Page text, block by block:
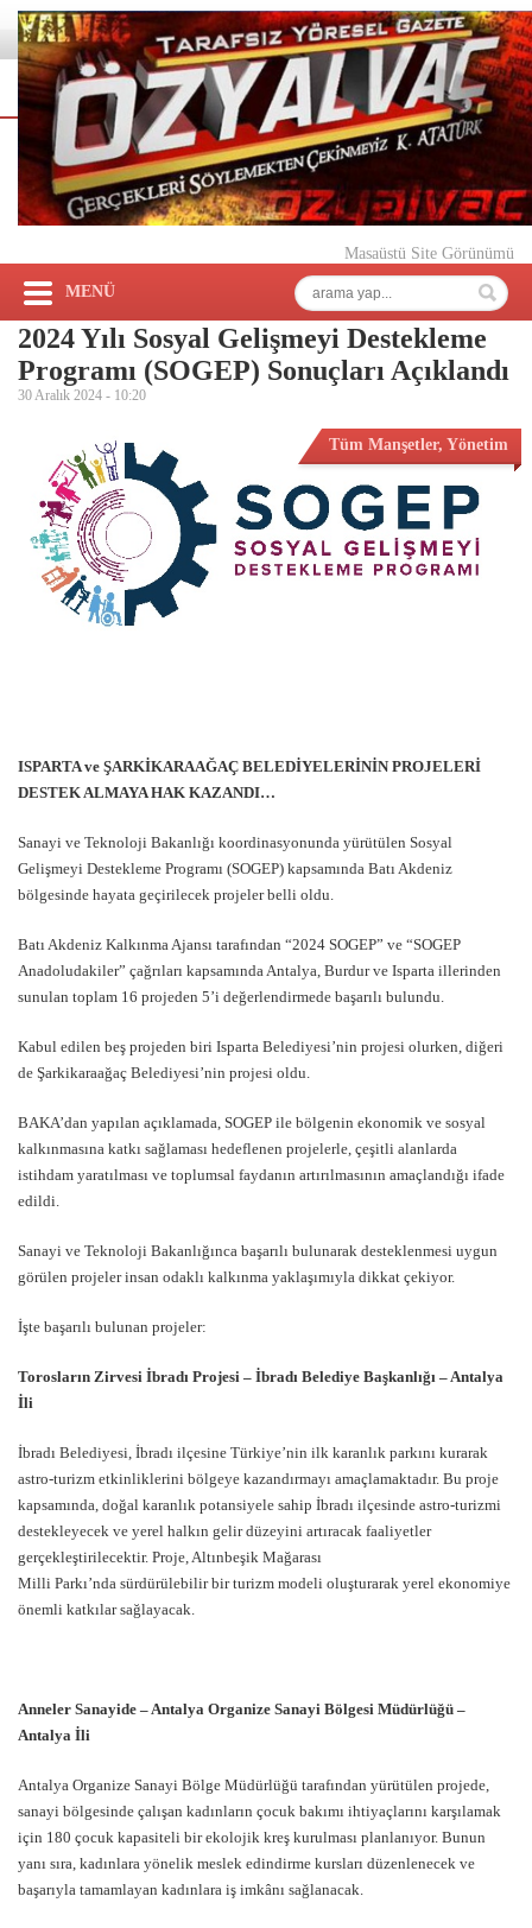
Masaüstü Site Görünümü
MENÜ
2024 Yılı Sosyal Gelişmeyi Destekleme
Programı (SOGEP) Sonuçları Açıklandı
30 Aralık 2024 - 10:20
Tüm Manşetler, Yönetim
ISPARTA ve ŞARKİKARAAĞAÇ BELEDİYELERİNİN PROJELERİ
DESTEK ALMAYA HAK KAZANDI…
Sanayi ve Teknoloji Bakanlığı koordinasyonunda yürütülen Sosyal
Gelişmeyi Destekleme Programı (SOGEP) kapsamında Batı Akdeniz
bölgesinde hayata geçirilecek projeler belli oldu.
Batı Akdeniz Kalkınma Ajansı tarafından “2024 SOGEP” ve “SOGEP
Anadoludakiler” çağrıları kapsamında Antalya, Burdur ve Isparta illerinden
sunulan toplam 16 projeden 5’i değerlendirmede başarılı bulundu.
Kabul edilen beş projeden biri Isparta Belediyesi’nin projesi olurken, diğeri
de Şarkikaraağaç Belediyesi’nin projesi oldu.
BAKA’dan yapılan açıklamada, SOGEP ile bölgenin ekonomik ve sosyal
kalkınmasına katkı sağlaması hedeflenen projelerle, çeşitli alanlarda
istihdam yaratılması ve toplumsal faydanın artırılmasının amaçlandığı ifade
edildi.
Sanayi ve Teknoloji Bakanlığınca başarılı bulunarak desteklenmesi uygun
görülen projeler insan odaklı kalkınma yaklaşımıyla dikkat çekiyor.
İşte başarılı bulunan projeler:
Torosların Zirvesi İbradı Projesi – İbradı Belediye Başkanlığı – Antalya
İli
İbradı Belediyesi, İbradı ilçesine Türkiye’nin ilk karanlık parkını kurarak
astro-turizm etkinliklerini bölgeye kazandırmayı amaçlamaktadır. Bu proje
kapsamında, doğal karanlık potansiyele sahip İbradı ilçesinde astro-turizmi
destekleyecek ve yerel halkın gelir düzeyini artıracak faaliyetler
gerçekleştirilecektir. Proje, Altınbeşik Mağarası
Milli Parkı’nda sürdürülebilir bir turizm modeli oluşturarak yerel ekonomiye
önemli katkılar sağlayacak.
Anneler Sanayide – Antalya Organize Sanayi Bölgesi Müdürlüğü –
Antalya İli
Antalya Organize Sanayi Bölge Müdürlüğü tarafından yürütülen projede,
sanayi bölgesinde çalışan kadınların çocuk bakımı ihtiyaçlarını karşılamak
için 180 çocuk kapasiteli bir ekolojik kreş kurulması planlanıyor. Bunun
yanı sıra, kadınlara yönelik meslek edindirme kursları düzenlenecek ve
başarıyla tamamlayan kadınlara iş imkânı sağlanacak.